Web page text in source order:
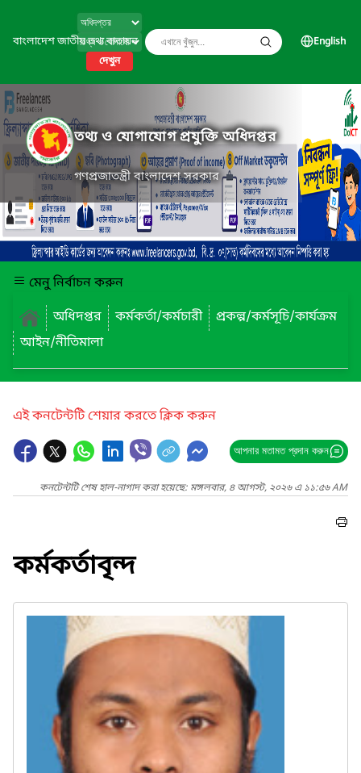
বাংলাদেশ জাতীয় তথ্য বাতায়ন
দেখুন
English
তথ্য ও যোগাযোগ প্রযুক্তি অধিদপ্তর
গণপ্রজাতন্ত্রী বাংলাদেশ সরকার
মেনু নির্বাচন করুন
অধিদপ্তর
কর্মকর্তা/কর্মচারী
প্রকল্প/কর্মসূচি/কার্যক্রম
আইন/নীতিমালা
এই কনটেন্টটি শেয়ার করতে ক্লিক করুন
আপনার মতামত প্রদান করুন
কনটেন্টটি শেষ হাল-নাগাদ করা হয়েছে: মঙ্গলবার, ৪ আগস্ট, ২০২৬ এ ১১:৫৬ AM
কর্মকর্তাবৃন্দ